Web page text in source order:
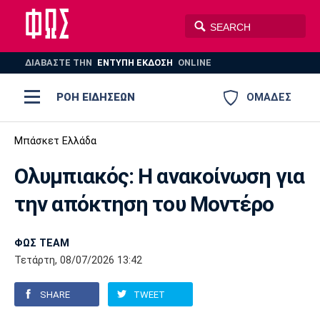
ΔΙΑΒΑΣΤΕ THN ΕΝΤΥΠΗ ΕΚΔΟΣΗ ONLINE
ΟΜΑΔΕΣ
ΡΟΗ ΕΙΔΗΣΕΩΝ
ΠΟΔΟΣΦΑΙΡΟ
ΠΟΛΟ
AUTO-MOTO
Ποδόσφαιρο
Super League 1
Super League 2
Γ Εθνική
Ελλάδα
Μπάσκετ
Ελλάδα
Εθνική
EuroLeague
Ολυμπιακοί Αγώνες
Βόλεϊ
Πόλο
Ολυμπιακός ΑΕΚ ΠΑΟΚ
Παναθηναϊκός Ατρόμητος
Μπάσκετ Ελλάδα
Ολυμπιακός: Η ανακοίνωση για
την απόκτηση του Μοντέρο
ΦΩΣ TEAM
Τετάρτη, 08/07/2026 13:42
SHARE TWEET